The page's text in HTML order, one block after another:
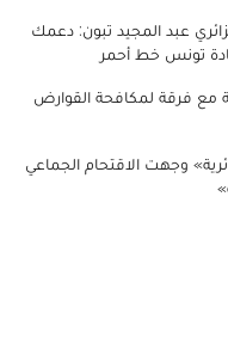
عبد المجيد تبون: دعمك
تونس خط أحمر
مع فرقة لمكافحة القوارض
وجهت الاقتحام الجماعي